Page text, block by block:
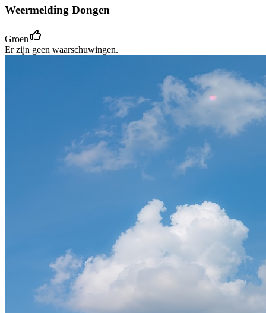
Weermelding Dongen
Groen
Er zijn geen waarschuwingen.